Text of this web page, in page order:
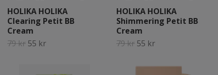
HOLIKA HOLIKA
Clearing Petit BB
Cream
79 kr 55 kr
HOLIKA HOLIKA
Shimmering Petit BB
Cream
79 kr 55 kr